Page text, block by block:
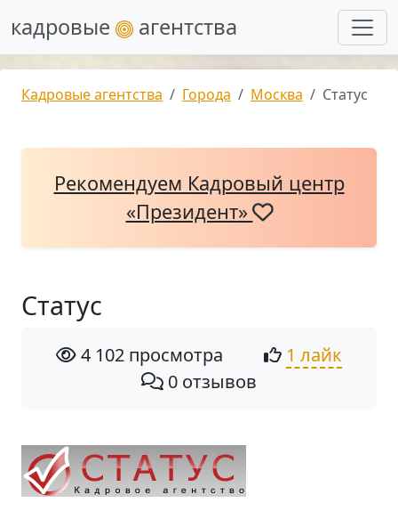
кадровые агентства
Кадровые агентства Города Москва Статус
Рекомендуем Кадровый центр
«Президент»
Статус
4 102 просмотра
1 лайк
0 отзывов